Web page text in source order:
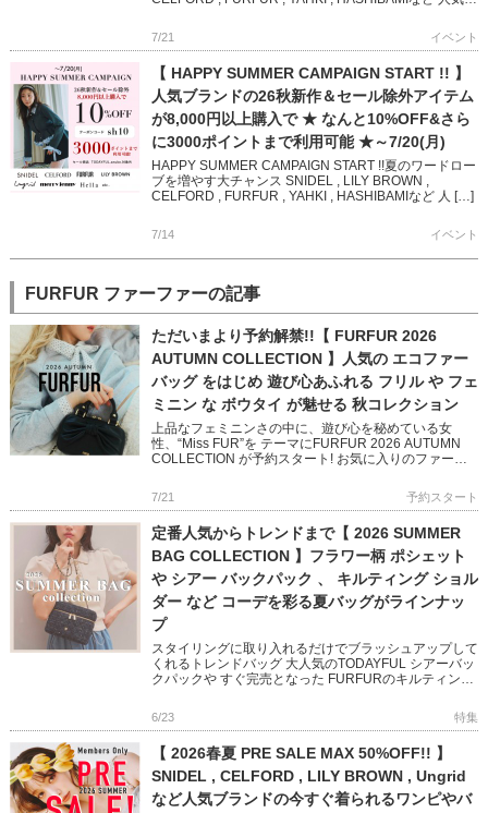
7/21 イベント
【 HAPPY SUMMER CAMPAIGN START !! 】
人気ブランドの26秋新作＆セール除外アイテム
が8,000円以上購入で ★ なんと10%OFF&さら
に3000ポイントまで利用可能 ★～7/20(月)
HAPPY SUMMER CAMPAIGN START !!夏のワードロー
ブを増やす大チャンス SNIDEL , LILY BROWN ,
CELFORD , FURFUR , YAHKI , HASHIBAMIなど 人 […]
7/14 イベント
FURFUR ファーファーの記事
ただいまより予約解禁!!【 FURFUR 2026
AUTUMN COLLECTION 】人気の エコファー
バッグ をはじめ 遊び心あふれる フリル や フェ
ミニン な ボウタイ が魅せる 秋コレクション
上品なフェミニンさの中に、遊び心を秘めている女
性、“Miss FUR”を テーマにFURFUR 2026 AUTUMN
COLLECTION が予約スタート! お気に入りのファー、
7/21 予約スタート
定番人気からトレンドまで【 2026 SUMMER
BAG COLLECTION 】フラワー柄 ポシェット
や シアー バックパック 、 キルティング ショル
ダー など コーデを彩る夏バッグがラインナッ
プ
スタイリングに取り入れるだけでブラッシュアップして
くれるトレンドバッグ 大人気のTODAYFUL シアーバッ
クパックや すぐ完売となった FURFURのキルティング
[…]
6/23 特集
【 2026春夏 PRE SALE MAX 50%OFF!! 】
SNIDEL , CELFORD , LILY BROWN , Ungrid
など人気ブランドの今すぐ着られるワンピやバ